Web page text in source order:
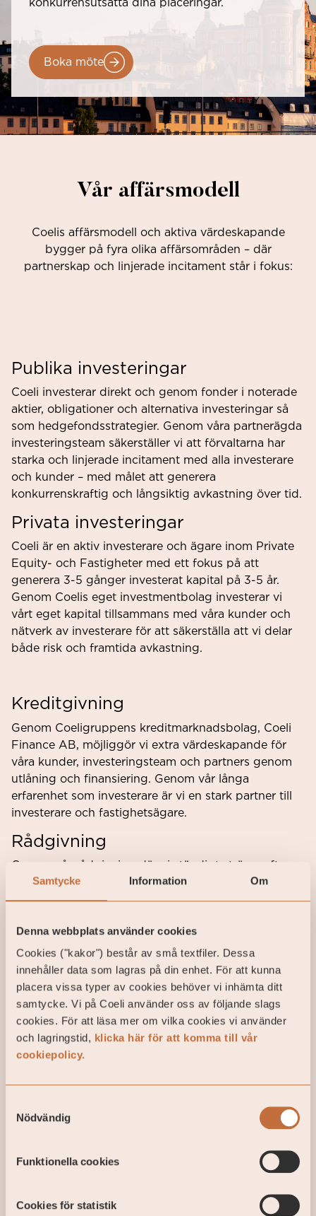
Samtycke Information Om
Denna webbplats använder cookies
Cookies ("kakor") består av små textfiler. Dessa
innehåller data som lagras på din enhet. För att kunna
placera vissa typer av cookies behöver vi inhämta ditt
samtycke. Vi på Coeli använder oss av följande slags
cookies. För att läsa mer om vilka cookies vi använder
och lagringstid, klicka här för att komma till vår
cookiepolicy.
Nödvändig
Funktionella cookies
Cookies för statistik
konkurrensutsätta dina placeringar.
Boka möte
Vår affärsmodell
Coelis affärsmodell och aktiva värdeskapande
bygger på fyra olika affärsområden – där
partnerskap och linjerade incitament står i fokus:
Publika investeringar
Coeli investerar direkt och genom fonder i noterade
aktier, obligationer och alternativa investeringar så
som hedgefondsstrategier. Genom våra partnerägda
investeringsteam säkerställer vi att förvaltarna har
starka och linjerade incitament med alla investerare
och kunder – med målet att generera
konkurrenskraftig och långsiktig avkastning över tid.
Privata investeringar
Coeli är en aktiv investerare och ägare inom Private
Equity- och Fastigheter med ett fokus på att
generera 3-5 gånger investerat kapital på 3-5 år.
Genom Coelis eget investmentbolag investerar vi
vårt eget kapital tillsammans med våra kunder och
nätverk av investerare för att säkerställa att vi delar
både risk och framtida avkastning.
Kreditgivning
Genom Coeligruppens kreditmarknadsbolag, Coeli
Finance AB, möjliggör vi extra värdeskapande för
våra kunder, investeringsteam och partners genom
utlåning och finansiering. Genom vår långa
erfarenhet som investerare är vi en stark partner till
investerare och fastighetsägare.
Rådgivning
Genom vår rådgivning där vi ständigt strävar efter
att vara i framkant så arbetar våra experter med att
ge aktiva, goda och tydliga råd för att förvalta
fokus och utifrån behov så säkerställer vi en
långsiktig plan som inkluderar samtliga finansiella
aspekter för att generera värden för våra kunder.
Vårt uppdrag
våra kunders portföljer
Vår målsättning är att över tid leverera stark
diversifiering mellan flera olika